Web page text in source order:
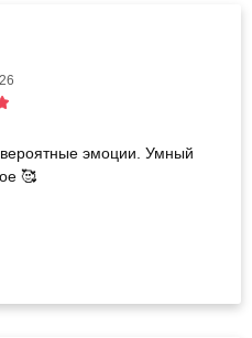
эмоции. Умный
🥰